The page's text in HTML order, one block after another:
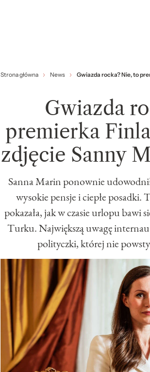
Strona główna News Gwiazda rocka? Nie, to
Gwiazda
premierka
zdjęcie Sanny
Sanna Marin ponownie
wysokie pensje i ciepłe posadki.
pokazała, jak w czasie urlopu
Turku. Największą uwagę
polityczki, której nie